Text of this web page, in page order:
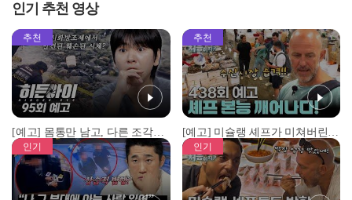
인기 추천 영상
추천
[예고] 몸통만 남고, 다른 조각은 어디에..? 시화호에서 드러난 충격적인 토막 살인사건!
추천
[예고] 미슐랭 셰프가 미쳐버린 이유! 본능이 깨어난 사건은?
인기 인기